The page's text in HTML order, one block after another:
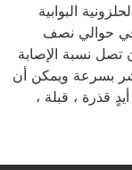
البوابية
حوالي نصف
تصل نسبة الإصابة
وتنتشر بسرعة ويمكن أن
قذرة ، قبلة ،